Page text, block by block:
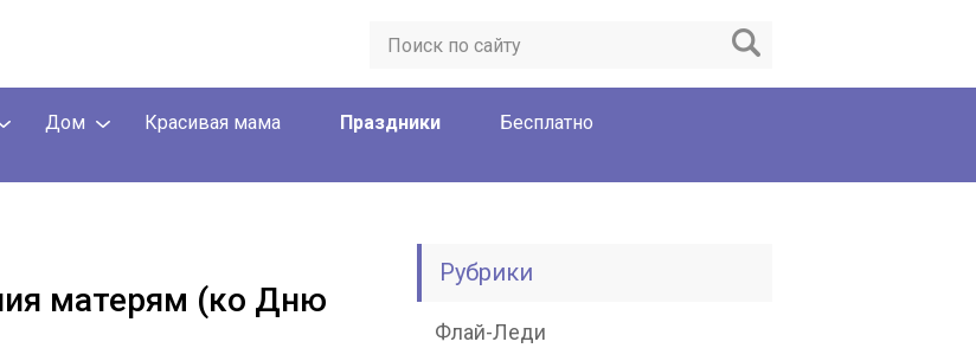
Дом Красивая мама Праздники
Бесплатно
матерям (ко Дню
Рубрики
Флай-Леди